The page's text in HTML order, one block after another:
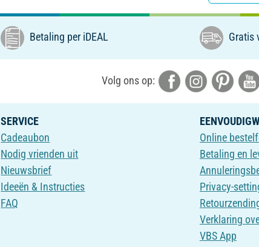
Betaling per iDEAL Gratis
Volg ons op:
SERVICE
Cadeaubon
Nodig vrienden uit
Nieuwsbrief
Ideeën & Instructies
FAQ
Online
Betaling en
Privacy-
Verklaring
VBS App